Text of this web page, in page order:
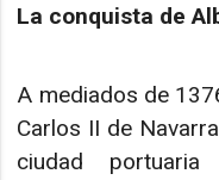
La conquista de
A mediados de
Carlos II de
ciudad